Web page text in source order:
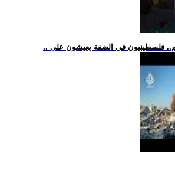
فلسطينيون في الضفة يعيشون على